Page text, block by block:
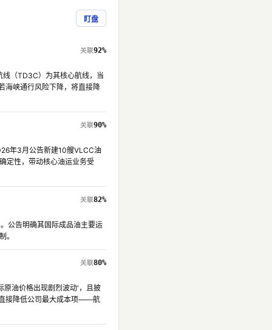
盯盘
92%
（TD3C）为其核心航线，当
海峡通行风险下降，将直接降
90%
年3月公告新建10艘VLCC油
定性，带动核心油运业务受
82%
公告明确其国际成品油主要运
。
80%
原油价格出现剧烈波动'，且披
接降低公司最大成本项——航